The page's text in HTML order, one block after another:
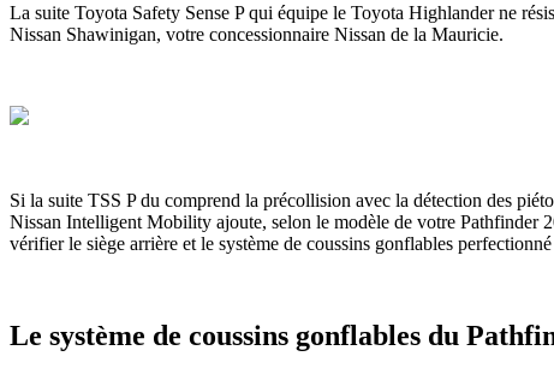
La suite Toyota Safety Sense P qui équipe le Toyota Highlander ne
Nissan Shawinigan, votre concessionnaire Nissan de la Mauricie.
Si la suite TSS P du comprend la précollision avec la détection des
Nissan Intelligent Mobility ajoute, selon le modèle de votre Pathfinder
vérifier le siège arrière et le système de coussins gonflables
Le système de coussins gonflables du